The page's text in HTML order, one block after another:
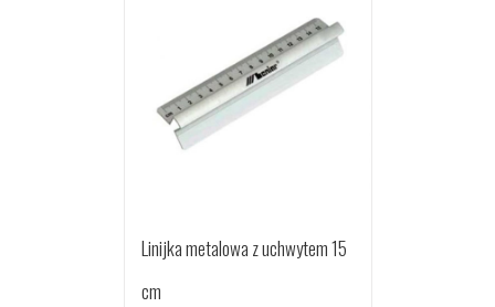
Linijka metalowa z uchwytem 15
cm